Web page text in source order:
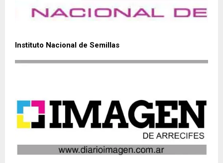
Instituto Nacional de Semillas